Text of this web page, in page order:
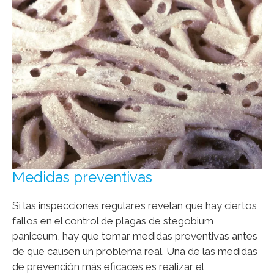
Medidas preventivas
Si las inspecciones regulares revelan que hay ciertos
fallos en el control de plagas de stegobium
paniceum, hay que tomar medidas preventivas antes
de que causen un problema real. Una de las medidas
de prevención más eficaces es realizar el